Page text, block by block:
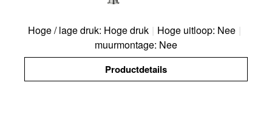
Hoge / lage druk: Hoge druk | Hoge uitloop: Nee |
muurmontage: Nee
Productdetails